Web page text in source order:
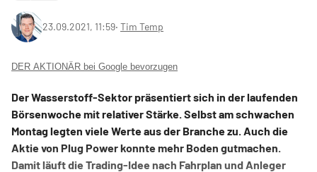
23.09.2021, 11:59‧ Tim Temp
DER AKTIONÄR bei Google bevorzugen
Der Wasserstoff-Sektor präsentiert sich in der laufenden
Börsenwoche mit relativer Stärke. Selbst am schwachen
Montag legten viele Werte aus der Branche zu. Auch die
Aktie von Plug Power konnte mehr Boden gutmachen.
Damit läuft die Trading-Idee nach Fahrplan und Anleger